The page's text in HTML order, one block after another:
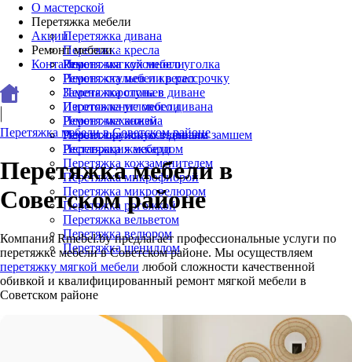
О мастерской
Перетяжка мебели
Перетяжка дивана
Перетяжка кресла
Перетяжка кухонного уголка
Перетяжка мебели в рассрочку
Перетяжка стульев
Перетяжка углового дивана
Перетяжка кожей
Перетяжка искусственным замшем
Перетяжка жаккардом
Перетяжка кожзаменителем
Перетяжка микрофиброй
Перетяжка микровелюром
Перетяжка рогожкой
Перетяжка вельветом
Перетяжка велюром
Перетяжка шениллом
Акции
Ремонт мебели
Ремонт мягкой мебели
Ремонт стульев и кресел
Замена поролона в диване
Изготовление мебели
Ремонт механизма
Ремонт пружины в диване
Реставрация мебели
Контакты
Перетяжка мебели в Советском районе
Перетяжка мебели в
Советском районе
Компания Rmebel.by предлагает профессиональные услуги по
перетяжке мебели в Советском районе. Мы осуществляем
перетяжку мягкой мебели любой сложности качественной
обивкой и квалифицированный ремонт мягкой мебели в
Советском районе